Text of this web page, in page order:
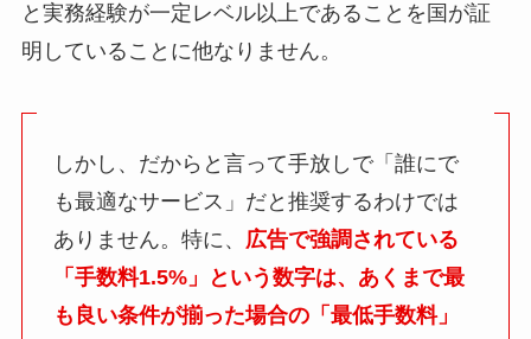
と実務経験が一定レベル以上であることを国が証
明していることに他なりません。
しかし、だからと言って手放しで「誰にで
も最適なサービス」だと推奨するわけでは
ありません。特に、
広告で強調されている
「手数料1.5%」という数字は、あくまで最
も良い条件が揃った場合の「最低手数料」